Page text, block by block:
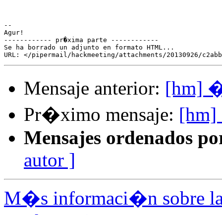
--
Agur!
------------ pr�xima parte ------------
Se ha borrado un adjunto en formato HTML...
Mensaje anterior: [hm]
Pr�ximo mensaje:
Mensajes ordenados
autor ]
M�s informaci�n sobre